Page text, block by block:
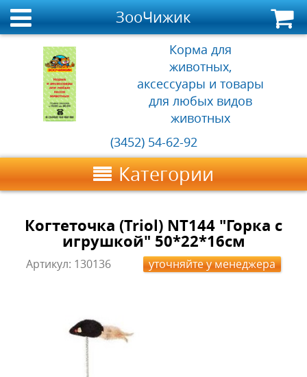
ЗооЧижик
Корма для
животных,
аксессуары и товары
для любых видов
животных
(3452) 54-62-92
Категории
Когтеточка (Triol) NT144 "Горка с
игрушкой" 50*22*16см
Артикул: 130136 уточняйте у менеджера